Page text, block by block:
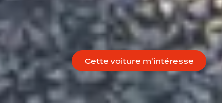
Cette voiture m'intéresse